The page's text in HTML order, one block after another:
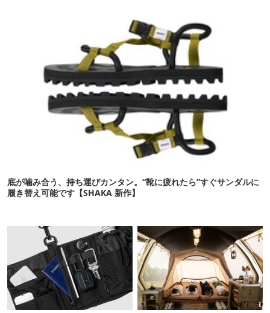
底が噛み合う、持ち運びカンタン。“靴に疲れたら”すぐサンダルに
履き替え可能です【SHAKA 新作】